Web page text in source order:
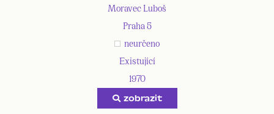
Moravec Luboš
Praha 5
neurčeno
Existující
1970
zobrazit